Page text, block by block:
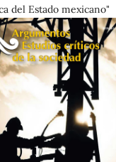
del Estado mexicano"